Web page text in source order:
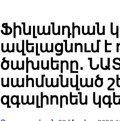
Ֆինլանդիան
ավելացնում
ծախսերը․
սահմանված
զգալիորեն